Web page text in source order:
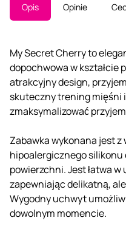
Opis Opinie
My Secret Cherry to
dopochwowa w kształcie
atrakcyjny design,
skuteczny trening mięśni
zmaksymalizować
Zabawka wykonana jest z
hipoalergicznego silikonu
powierzchni. Jest łatwa
zapewniając delikatną,
Wygodny uchwyt
dowolnym momencie.